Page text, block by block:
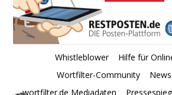
Whistleblower
Hilfe für
Wortfilter-Community
wortfilter.de Mediadaten